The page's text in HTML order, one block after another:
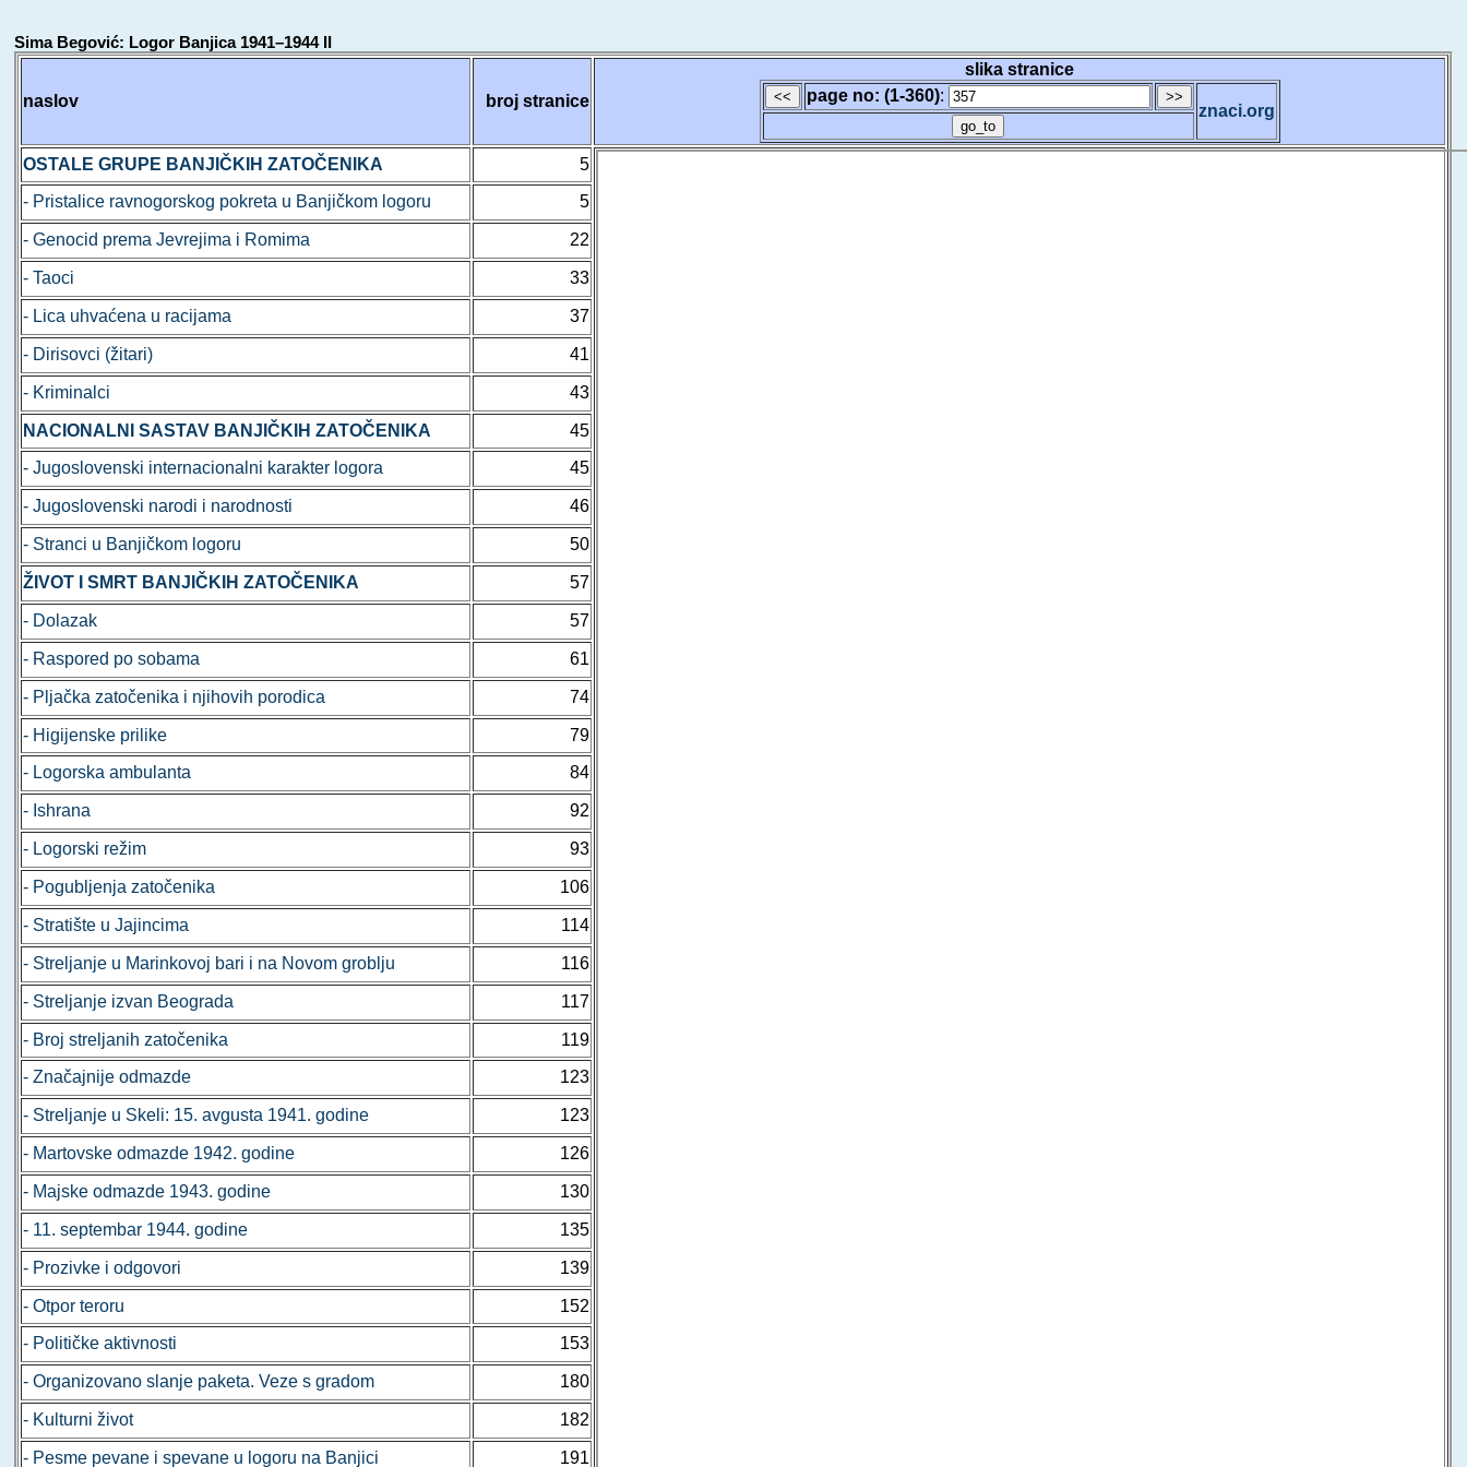
Sima Begović: Logor Banjica 1941–1944 II
naslov broj stranice
slika stranice
page no: (1-360):
znaci.org
OSTALE GRUPE BANJIČKIH ZATOČENIKA
5
- Pristalice ravnogorskog pokreta u Banjičkom logoru
5
- Genocid prema Jevrejima i Romima 22
- Taoci 33
- Lica uhvaćena u racijama 37
- Dirisovci (žitari) 41
- Kriminalci 43
NACIONALNI SASTAV BANJIČKIH ZATOČENIKA
45
- Jugoslovenski internacionalni karakter logora
45
- Jugoslovenski narodi i narodnosti 46
- Stranci u Banjičkom logoru 50
ŽIVOT I SMRT BANJIČKIH ZATOČENIKA 57
- Dolazak 57
- Raspored po sobama 61
- Pljačka zatočenika i njihovih porodica 74
- Higijenske prilike
79
- Logorska ambulanta
84
- Ishrana 92
- Logorski režim 93
- Pogubljenja zatočenika 106
- Stratište u Jajincima 114
- Streljanje u Marinkovoj bari i na Novom groblju 116
- Streljanje izvan Beograda 117
- Broj streljanih zatočenika
119
- Značajnije odmazde
123
- Streljanje u Skeli: 15. avgusta 1941. godine 123
- Martovske odmazde 1942. godine 126
- Majske odmazde 1943. godine 130
- 11. septembar 1944. godine 135
- Prozivke i odgovori 139
- Otpor teroru
152
- Političke aktivnosti
153
- Organizovano slanje paketa. Veze s gradom 180
- Kulturni život 182
- Pesme pevane i spevane u logoru na Banjici 191